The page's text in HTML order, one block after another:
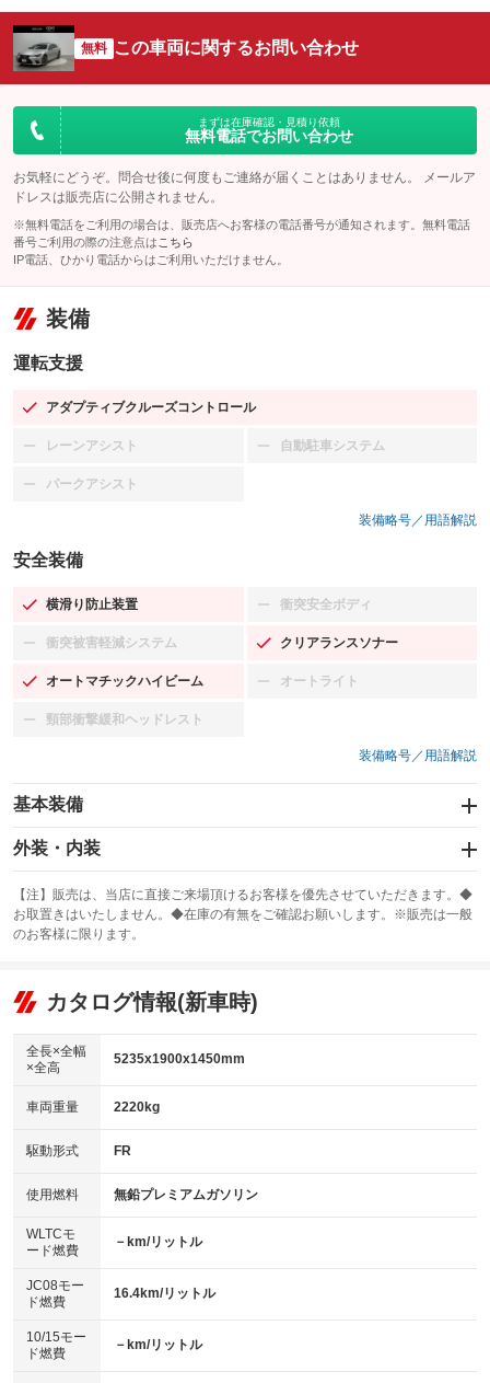
無料 この車両に関するお問い合わせ
まずは在庫確認・見積り依頼
無料電話でお問い合わせ
お気軽にどうぞ。問合せ後に何度もご連絡が届くことはありません。 メールア
ドレスは販売店に公開されません。
※無料電話をご利用の場合は、販売店へお客様の電話番号が通知されます。無料電話
番号ご利用の際の注意点は こちら
IP電話、ひかり電話からはご利用いただけません。
装備
運転支援
アダプティブクルーズコントロール
：装備あり
レーンアシスト
：装備なし 自動駐車システム
：装備なし
パークアシスト
：装備なし
装備略号／用語解説
安全装備
横滑り防止装置
：装備あり 衝突安全ボディ
：装備なし
衝突被害軽減システム
：装備なし クリアランスソナー
：装備あり
オートマチックハイビーム
：装備あり オートライト
：装備なし
頸部衝撃緩和ヘッドレスト
：装備なし
装備略号／用語解説
基本装備
エアバッグ：運転席/助手席/サイド
：装備あり
：装備なし
サンルーフ
：装備あり ABS
リフトアップ
：装備なし
：装備なし
パワーウィンドウ
アイドリングストップ
：装備なし
USB入力端子
：装備なし
100V電源
：装備あり
センターデフロック
：装備なし
電動格納ミラー
：装備あり
外装・内装
カーナビ：メモリーナビ他
：装備あり
TV：フルセグ
：装備あり
ビジュアル：-／DVD再生
：装備あり
アルミホイール：アルミホイール
：装備あり
HID(キセノンライト)
バックカメラ
エアロ
：装備なし
ローダウン
：装備なし
ベンチシート
：装備なし
【注】販売は、当店に直接ご来場頂けるお客様を優先させていただきます。◆
お取置きはいたしません。◆在庫の有無をご確認お願いします。※販売は一般
のお客様に限ります。
カタログ情報(新車時)
全長×全幅
×全高
5235x1900x1450mm
車両重量 2220kg
駆動形式 FR
使用燃料 無鉛プレミアムガソリン
WLTCモ
ード燃費
－km/リットル
JC08モー
ド燃費
16.4km/リットル
10/15モー
ド燃費
－km/リットル